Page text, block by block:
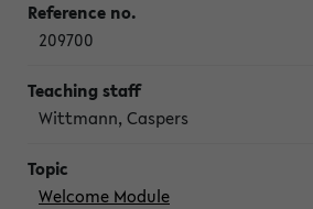
209700
Wittmann, Caspers
Welcome Module